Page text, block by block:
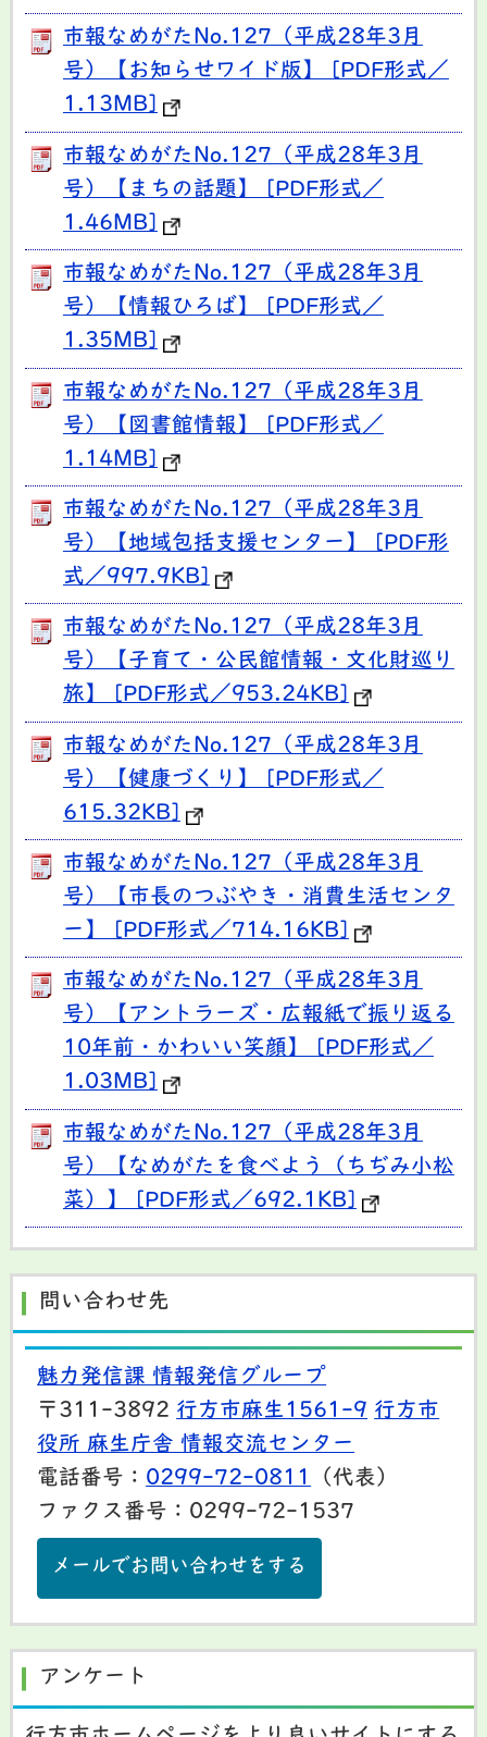
市報なめがたNo.127（平成28年3月
号）【お知らせワイド版】 [PDF形式／
1.13MB]
市報なめがたNo.127（平成28年3月
号）【まちの話題】 [PDF形式／
1.46MB]
市報なめがたNo.127（平成28年3月
号）【情報ひろば】 [PDF形式／
1.35MB]
市報なめがたNo.127（平成28年3月
号）【図書館情報】 [PDF形式／
1.14MB]
市報なめがたNo.127（平成28年3月
号）【地域包括支援センター】 [PDF形
式／997.9KB]
市報なめがたNo.127（平成28年3月
号）【子育て・公民館情報・文化財巡り
旅】 [PDF形式／953.24KB]
市報なめがたNo.127（平成28年3月
号）【健康づくり】 [PDF形式／
615.32KB]
市報なめがたNo.127（平成28年3月
号）【市長のつぶやき・消費生活センタ
ー】 [PDF形式／714.16KB]
市報なめがたNo.127（平成28年3月
号）【アントラーズ・広報紙で振り返る
10年前・かわいい笑顔】 [PDF形式／
1.03MB]
市報なめがたNo.127（平成28年3月
号）【なめがたを食べよう（ちぢみ小松
菜）】 [PDF形式／692.1KB]
問い合わせ先
魅力発信課 情報発信グループ
〒311-3892 行方市麻生1561-9 行方市
役所 麻生庁舎 情報交流センター
電話番号： 0299-72-0811
（代表）
ファクス番号：0299-72-1537
メールでお問い合わせをする
アンケート